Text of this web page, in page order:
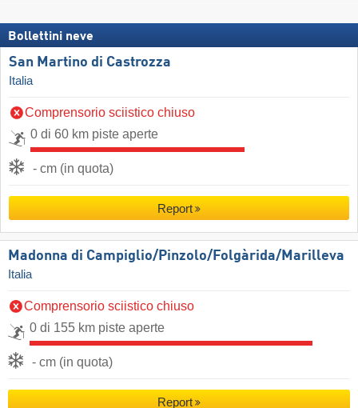
Bollettini neve
San Martino di Castrozza
Italia
Comprensorio sciistico chiuso
0 di 60 km piste aperte
- cm (in quota)
Report
Madonna di Campiglio/​Pinzolo/​Folgàrida/​Marilleva
Italia
Comprensorio sciistico chiuso
0 di 155 km piste aperte
- cm (in quota)
Report